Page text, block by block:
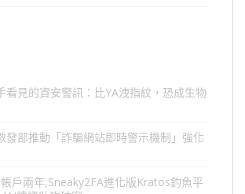
看見的資安警訊：比YA洩指紋，恐成生物
發部推動「詐騙網站即時警示機制」強化
戶兩年,Sneaky2FA進化版Kratos釣魚平